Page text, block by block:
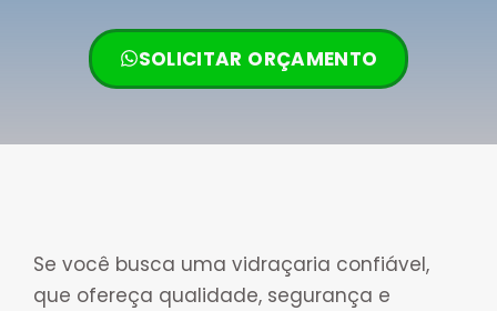
SOLICITAR ORÇAMENTO
Se você busca uma vidraçaria confiável,
que ofereça qualidade, segurança e